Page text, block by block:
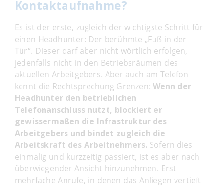
Kontaktaufnahme?
Es ist der erste, zugleich der wichtigste Schritt für
einen Headhunter: Der berühmte „Fuß in der
Tür“. Dieser darf aber nicht wörtlich erfolgen,
jedenfalls nicht in den Betriebsräumen des
aktuellen Arbeitgebers. Aber auch am Telefon
kennt die Rechtsprechung Grenzen: Wenn der
Headhunter den betrieblichen
Telefonanschluss nutzt, blockiert er
gewissermaßen die Infrastruktur des
Arbeitgebers und bindet zugleich die
Arbeitskraft des Arbeitnehmers. Sofern dies
einmalig und kurzzeitig passiert, ist es aber nach
überwiegender Ansicht hinzunehmen. Erst
mehrfache Anrufe, in denen das Anliegen vertieft